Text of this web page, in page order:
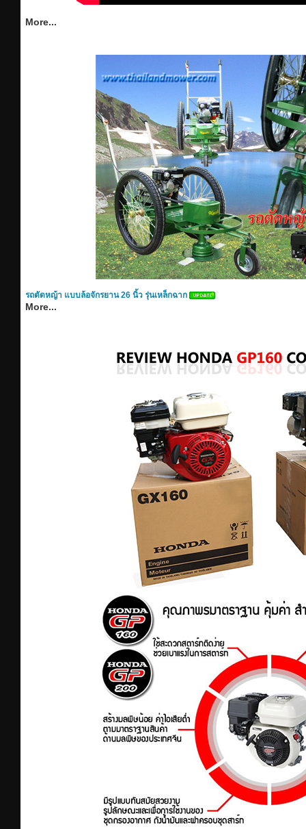
More...
รถตัดหญ้า แบบล้อจักรยาน 26 นิ้ว รุ่นเหล็กฉาก
More...